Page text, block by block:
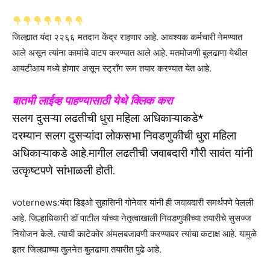
जिल्ह्यात यंदा २२६६ मतदान केंद्र राहणार आहे. आवश्यक कर्मचारी नेमण्यात
आले असून त्यांना कामांचे वाटप करण्यात आले आहे. मतमोजणी बुलढाणा येथील
आयटीआय मध्ये होणार असून स्ट्रॉंग रूम तयार करण्यात येत आहे.
बातमी लाईव्ह पाहण्यासाठी येथे क्लिक करा
सलग दुसऱ्या लढतीची धुरा महिला अधिकाऱ्याकडे*
दरम्यान सलग दुसऱ्यांदा लोकसभा निवडणुकीची धुरा महिला
अधिकाऱ्याकडे आहे.मागील लढतीची जवाबदारी गौरी सावंत यांनी
उत्कृष्टपणे सांभाळली होती.
voternews:यंदा डिइओ सुहासिनी गोनेवार यांनी ही जवाबदारी समर्थपणे पेलली
आहे. जिल्हाधिकारी डॉ पाटील यांच्या नेतृत्वाखाली निवडणुकीच्या तयारीचे सुसज्ज
नियोजन केले. त्याची काटेकोर अंमलबजावणी करण्यावर त्यांचा कटाक्ष आहे. यामुळे
इतर जिल्ह्याच्या तुलनेत बुलढाणा तयारीत पुढे आहे.